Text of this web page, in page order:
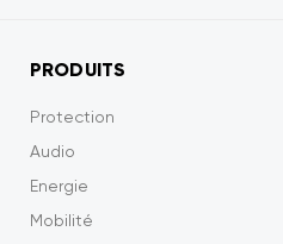
PRODUITS
Protection
Audio
Energie
Mobilité